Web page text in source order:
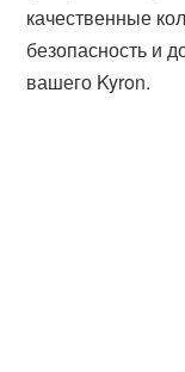
качественные
безопасность и
вашего Kyron.